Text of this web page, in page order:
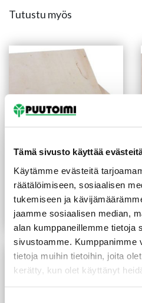
Tämä sivusto käyttää
Käytämme evästeitä
räätälöimiseen, sosiaalisen
tukemiseen ja
jaamme sosiaalisen median,
alan kumppaneillemme tietoja
sivustoamme. Kumppanimme
tietoja muihin tietoihin, joita
kerätty, kun olet käyttänyt
Tutustu myös
Koivuvaneri kilo-laatu 9
mm
19,00€/m²
Lue lisää